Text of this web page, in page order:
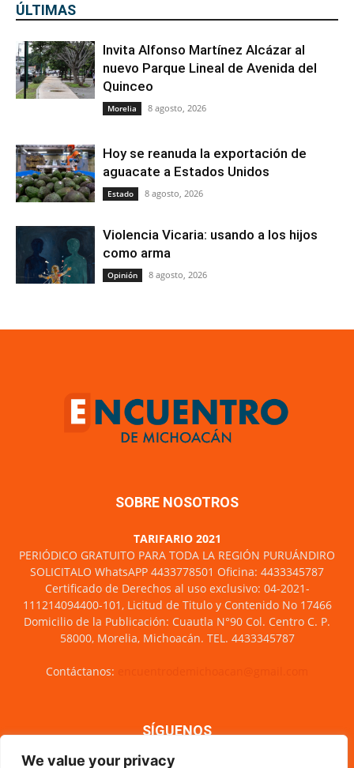
We value your privacy
ÚLTIMAS
Invita Alfonso Martínez Alcázar al
nuevo Parque Lineal de Avenida del
Quinceo
Morelia 8 agosto, 2026
Hoy se reanuda la exportación de
aguacate a Estados Unidos
Estado 8 agosto, 2026
Violencia Vicaria: usando a los hijos
como arma
Opinión 8 agosto, 2026
SOBRE NOSOTROS
TARIFARIO 2021
PERIÓDICO GRATUITO PARA TODA LA REGIÓN PURUÁNDIRO
SOLICITALO WhatsAPP 4433778501 Oficina: 4433345787
Certificado de Derechos al uso exclusivo: 04-2021-
111214094400-101, Licitud de Titulo y Contenido No 17466
Domicilio de la Publicación: Cuautla N°90 Col. Centro C. P.
58000, Morelia, Michoacán. TEL. 4433345787
Contáctanos:
SÍGUENOS